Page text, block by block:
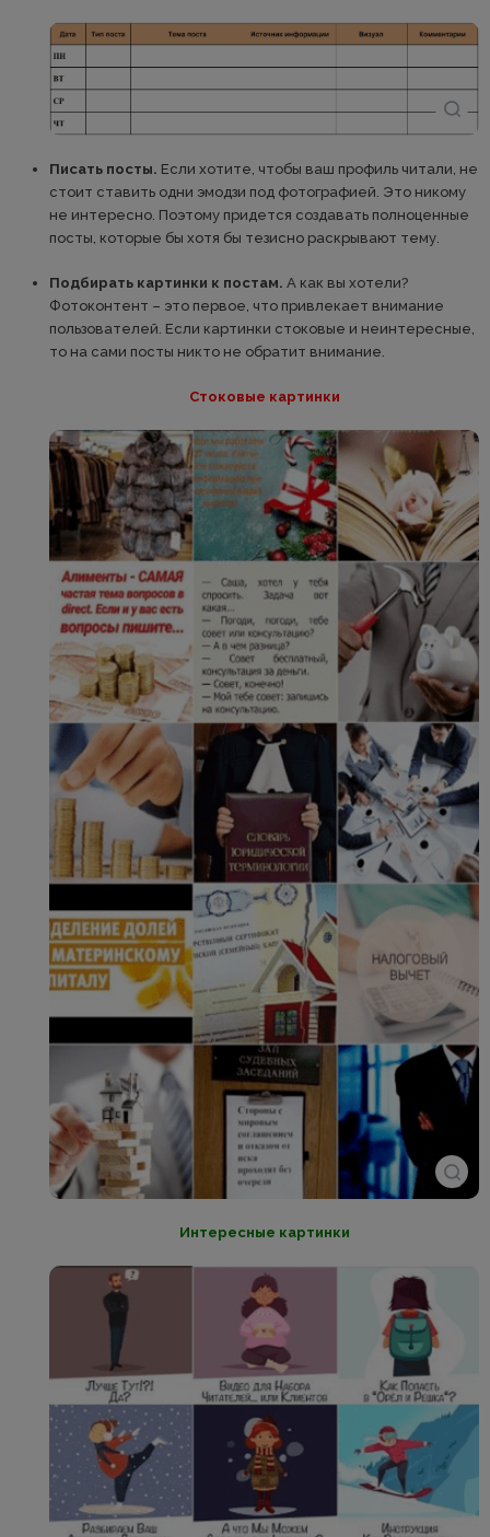
Писать посты. Если хотите, чтобы ваш профиль читали, не
стоит ставить одни эмодзи под фотографией. Это никому
не интересно. Поэтому придется создавать полноценные
посты, которые бы хотя бы тезисно раскрывают тему.
Подбирать картинки к постам. А как вы хотели?
Фотоконтент – это первое, что привлекает внимание
пользователей. Если картинки стоковые и неинтересные,
то на сами посты никто не обратит внимание.
Стоковые картинки
Интересные картинки